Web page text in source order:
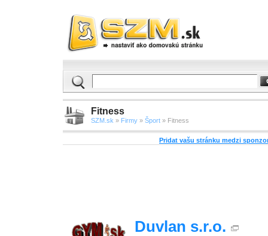
Fitness
SZM.sk » Firmy » Šport » Fitness
Pridat vašu stránku medzi
Duvlan s.r.o.